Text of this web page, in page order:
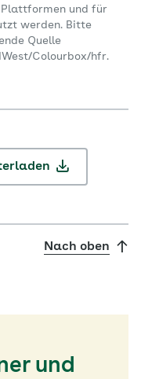
Plattformen und für
werden. Bitte
Quelle
Colourbox/hfr.
Nach oben
und